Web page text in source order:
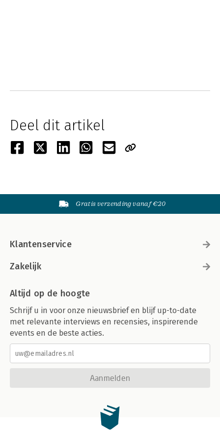
Deel dit artikel
Gratis verzending vanaf €20
Klantenservice
Zakelijk
Altijd op de hoogte
Schrijf u in voor onze nieuwsbrief en blijf up-to-date
met relevante interviews en recensies, inspirerende
events en de beste acties.
Aanmelden